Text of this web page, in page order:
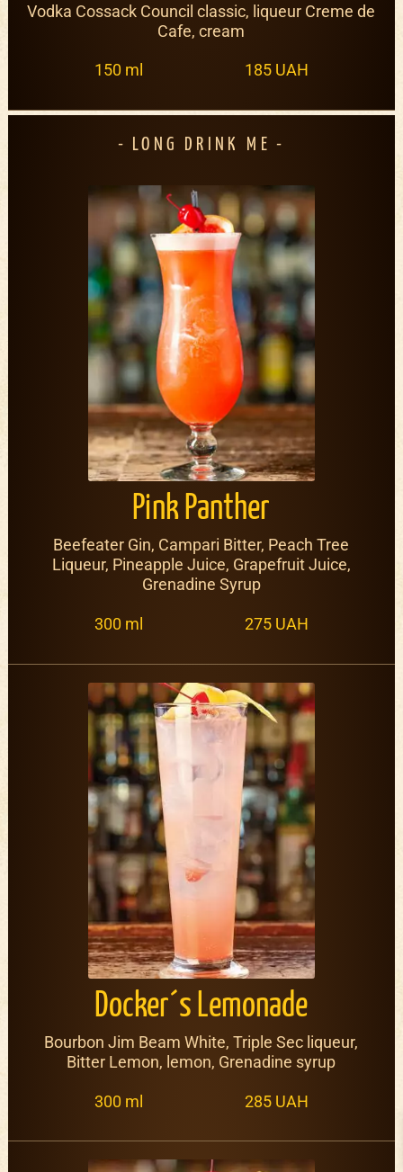
Vodka Cossack Council classic, liqueur Creme de
Cafe, cream
150 ml 185 UAH
LONG DRINK ME
Pink Panther
Beefeater Gin, Campari Bitter, Peach Tree
Liqueur, Pineapple Juice, Grapefruit Juice,
Grenadine Syrup
300 ml 275 UAH
Docker´s Lemonade
Bourbon Jim Beam White, Triple Sec liqueur,
Bitter Lemon, lemon, Grenadine syrup
300 ml 285 UAH